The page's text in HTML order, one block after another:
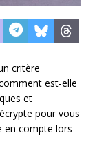
critère
est-elle
et
pour vous
en compte lors